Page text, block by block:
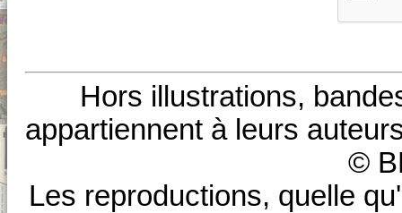
Hors illustrations,
appartiennent à leurs
©
Les reproductions, quelle